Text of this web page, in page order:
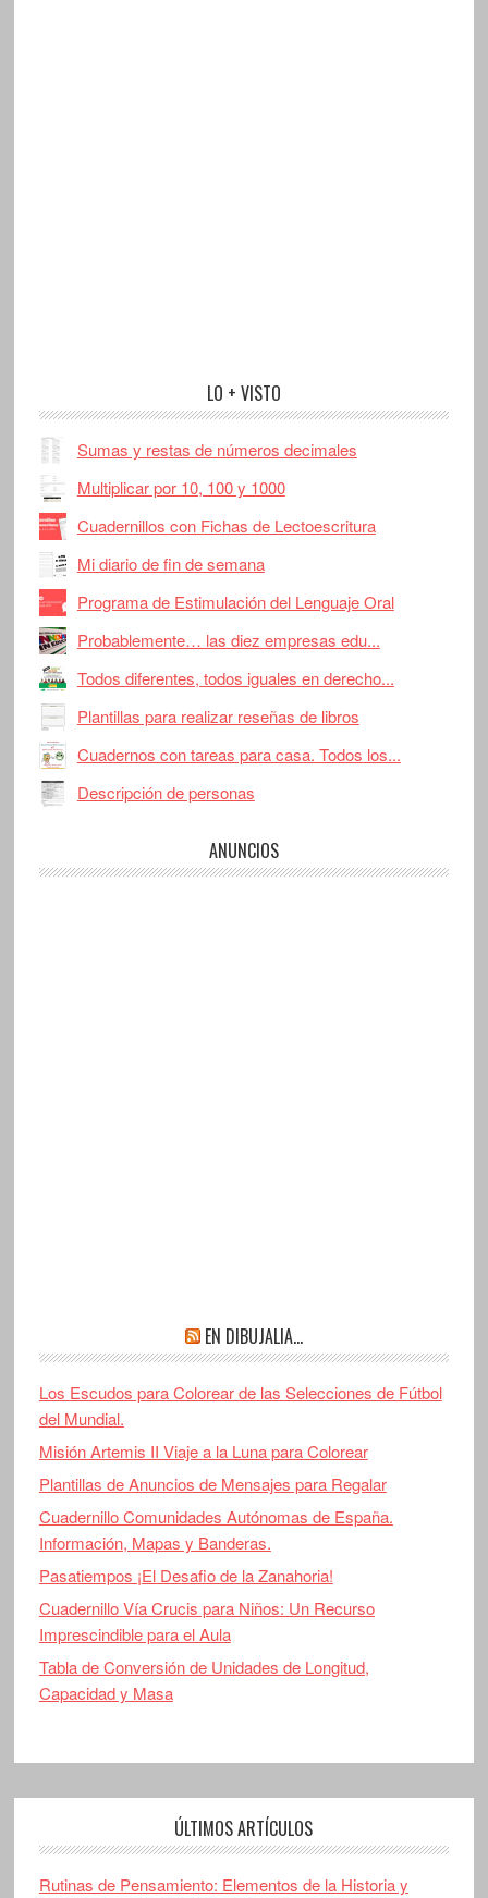
LO + VISTO
Sumas y restas de números decimales
Multiplicar por 10, 100 y 1000
Cuadernillos con Fichas de Lectoescritura
Mi diario de fin de semana
Programa de Estimulación del Lenguaje Oral
Probablemente… las diez empresas edu...
Todos diferentes, todos iguales en derecho...
Plantillas para realizar reseñas de libros
Cuadernos con tareas para casa. Todos los...
Descripción de personas
ANUNCIOS
EN DIBUJALIA…
Los Escudos para Colorear de las Selecciones de Fútbol
del Mundial.
Misión Artemis II Viaje a la Luna para Colorear
Plantillas de Anuncios de Mensajes para Regalar
Cuadernillo Comunidades Autónomas de España.
Información, Mapas y Banderas.
Pasatiempos ¡El Desafio de la Zanahoria!
Cuadernillo Vía Crucis para Niños: Un Recurso
Imprescindible para el Aula
Tabla de Conversión de Unidades de Longitud,
Capacidad y Masa
ÚLTIMOS ARTÍCULOS
Rutinas de Pensamiento: Elementos de la Historia y